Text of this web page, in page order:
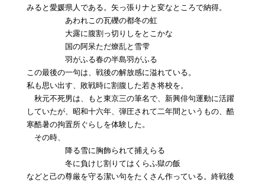
みると愛媛県人である。矢っ張りナと変なところで納得。
あわれこの瓦礫の都冬の虹
大露に腹割っ切りしをとこかな
国の阿呆ただ燎乱と雪雫
羽がふる春の半島羽がふる
この最後の一句は、戦後の解放感に溢れている。
私も思い出す、敗戦時に割腹した若き将校を。
秋元不死男は、もと東京三の筆名で、新興俳句運動に活躍
していたが、昭和十六年、弾圧されて二年間というもの、酷
寒酷暑の拘置所ぐらしを体験した。
その時、
降る雪に胸飾られて捕えらる
冬に負けじ割りてはくらふ獄の飯
などと己の尊厳を守る潔い句をたくさん作っている。終戦後